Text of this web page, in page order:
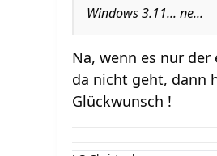
Windows 3.11... ne...
Na, wenn es nur
da nicht geht, dann
Glückwunsch !